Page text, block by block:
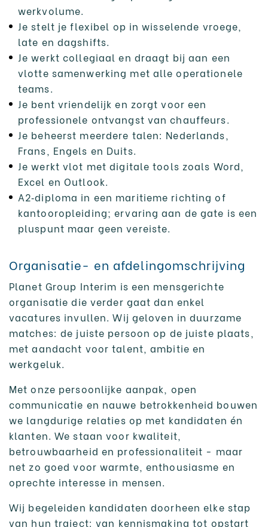
werkvolume.
Je stelt je flexibel op in wisselende vroege,
late en dagshifts.
Je werkt collegiaal en draagt bij aan een
vlotte samenwerking met alle operationele
teams.
Je bent vriendelijk en zorgt voor een
professionele ontvangst van chauffeurs.
Je beheerst meerdere talen: Nederlands,
Frans, Engels en Duits.
Je werkt vlot met digitale tools zoals Word,
Excel en Outlook.
A2‑diploma in een maritieme richting of
kantooropleiding; ervaring aan de gate is een
pluspunt maar geen vereiste.
Organisatie- en afdelingomschrijving
Planet Group Interim is een mensgerichte
organisatie die verder gaat dan enkel
vacatures invullen. Wij geloven in duurzame
matches: de juiste persoon op de juiste plaats,
met aandacht voor talent, ambitie en
werkgeluk.
Met onze persoonlijke aanpak, open
communicatie en nauwe betrokkenheid bouwen
we langdurige relaties op met kandidaten én
klanten. We staan voor kwaliteit,
betrouwbaarheid en professionaliteit - maar
net zo goed voor warmte, enthousiasme en
oprechte interesse in mensen.
Wij begeleiden kandidaten doorheen elke stap
van hun traject: van kennismaking tot opstart